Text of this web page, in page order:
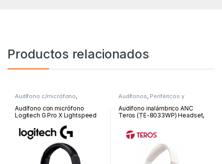
Productos relacionados
Audífono c/micrófono,
Audífonos Periféricos y
Accesorios
Audífono con micrófono
Logitech G Pro X Lightspeed
Audífonos, Periféricos y
Accesorios
Audífono inalámbrico ANC
Teros (TE-8033WP) Headset,